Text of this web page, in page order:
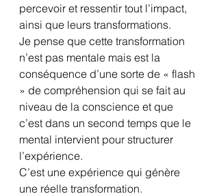
percevoir et ressentir tout l’impact,
ainsi que leurs transformations.
Je pense que cette transformation
n’est pas mentale mais est la
conséquence d’une sorte de « flash
» de compréhension qui se fait au
niveau de la conscience et que
c’est dans un second temps que le
mental intervient pour structurer
l’expérience.
C’est une expérience qui génère
une réelle transformation.